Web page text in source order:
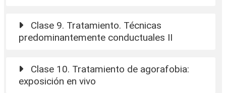
Clase 9. Tratamiento. Técnicas
predominantemente conductuales II
Clase 10. Tratamiento de agorafobia:
exposición en vivo